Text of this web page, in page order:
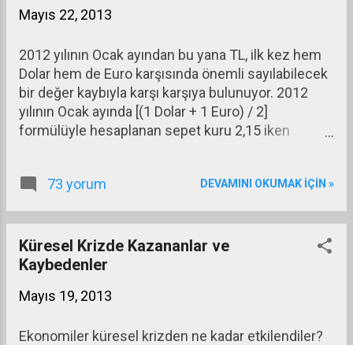
Mayıs 22, 2013
2012 yılının Ocak ayından bu yana TL, ilk kez hem
Dolar hem de Euro karşısında önemli sayılabilecek
bir değer kaybıyla karşı karşıya bulunuyor. 2012
yılının Ocak ayında [(1 Dolar + 1 Euro) / 2]
formülüyle hesaplanan sepet kuru 2,15 iken
(REK) 112,4 idi.
73 yorum DEVAMINI OKUMAK IÇIN »
Küresel Krizde Kazananlar ve
Kaybedenler
Mayıs 19, 2013
Ekonomiler küresel krizden ne kadar etkilendiler?